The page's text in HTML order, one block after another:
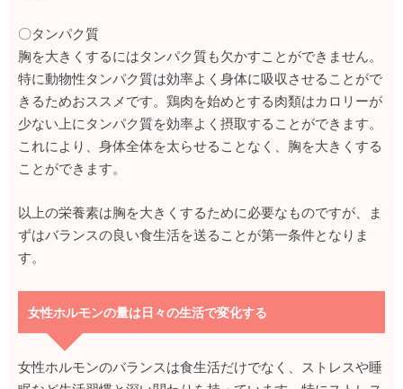
〇タンパク質
胸を大きくするにはタンパク質も欠かすことができません。
特に動物性タンパク質は効率よく身体に吸収させることがで
きるためおススメです。鶏肉を始めとする肉類はカロリーが
少ない上にタンパク質を効率よく摂取することができます。
これにより、身体全体を太らせることなく、胸を大きくする
ことができます。
以上の栄養素は胸を大きくするために必要なものですが、ま
ずはバランスの良い食生活を送ることが第一条件となりま
す。
女性ホルモンの量は日々の生活で変化する
女性ホルモンのバランスは食生活だけでなく、ストレスや睡